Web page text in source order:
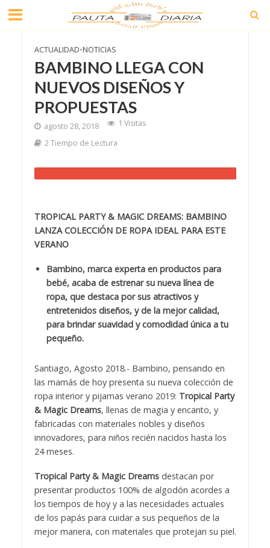
ACTUALIDAD•NOTICIAS
BAMBINO LLEGA CON
NUEVOS DISEÑOS Y
PROPUESTAS
agosto 28, 2018
1 Visitas
2 Tiempo de Lectura
TROPICAL PARTY & MAGIC DREAMS: BAMBINO
LANZA COLECCIÓN DE ROPA IDEAL PARA ESTE
VERANO
Bambino, marca experta en productos para
bebé, acaba de estrenar su nueva línea de
ropa, que destaca por sus atractivos y
entretenidos diseños, y de la mejor calidad,
para brindar suavidad y comodidad única a tu
pequeño.
Santiago, Agosto 2018.- Bambino, pensando en
las mamás de hoy presenta su nueva colección de
ropa interior y pijamas verano 2019: Tropical Party
& Magic Dreams, llenas de magia y encanto, y
fabricadas con materiales nobles y diseños
innovadores, para niños recién nacidos hasta los
24 meses.
Tropical Party & Magic Dreams destacan por
presentar productos 100% de algodón acordes a
los tiempos de hoy y a las necesidades actuales
de los papás para cuidar a sus pequeños de la
mejor manera, con materiales que protejan su piel.